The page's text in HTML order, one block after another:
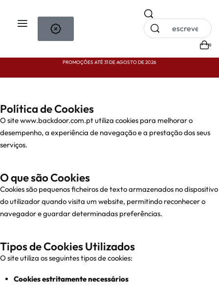
0
PROMOÇÕES ATÉ 31 DE AGOSTO DE 2026
Política de Cookies
O sitewww.backdoor.com.ptutiliza cookies para melhorar o
desempenho, a experiência de navegação e a prestação dos seus
serviços.
O que são Cookies
Cookies são pequenos ficheiros de texto armazenados no dispositivo
do utilizador quando visita um website, permitindo reconhecer o
navegador e guardar determinadas preferências.
Tipos de Cookies Utilizados
O site utiliza os seguintes tipos de cookies:
Cookies estritamente necessários